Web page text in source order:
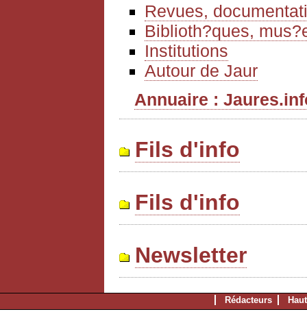
Revues,
Biblioth?ques,
Institutions
Autour de Jaur
Annuaire :
Fils d'info
Fils d'info
Newsletter
Rédacteurs